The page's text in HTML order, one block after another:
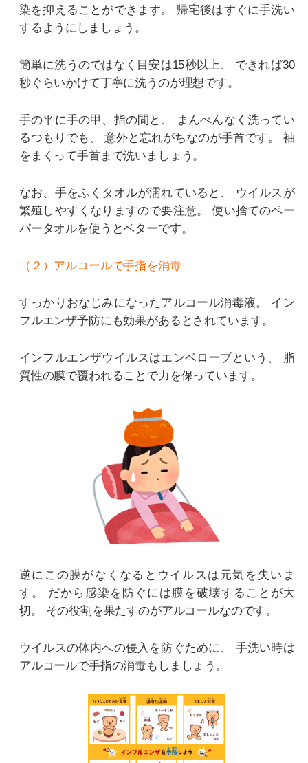
染を抑えることができます。
帰宅後はすぐに手洗い
するようにしましょう。
簡単に洗うのではなく目安は15秒以上、
できれば30
秒ぐらいかけて丁寧に洗うのが理想です。
手の平に手の甲、指の間と、
まんべんなく洗ってい
るつもりでも、
意外と忘れがちなのが手首です。
袖
をまくって手首まで洗いましょう。
なお、手をふくタオルが濡れていると、
ウイルスが
繁殖しやすくなりますので要注意。
使い捨てのペー
パータオルを使うとベターです。
（２）アルコールで手指を消毒
すっかりおなじみになったアルコール消毒液。
イン
フルエンザ予防にも効果があるとされています。
インフルエンザウイルスはエンベローブという、
脂
質性の膜で覆われることで力を保っています。
逆にこの膜がなくなるとウイルスは元気を失いま
す。
だから感染を防ぐには膜を破壊することが大
切。
その役割を果たすのがアルコールなのです。
ウイルスの体内への侵入を防ぐために、
手洗い時は
アルコールで手指の消毒もしましょう。